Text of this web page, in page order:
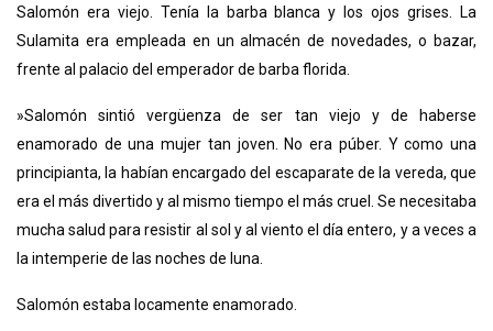
Salomón era viejo. Tenía la barba blanca y los ojos grises. La
Sulamita era empleada en un almacén de novedades, o bazar,
frente al palacio del emperador de barba florida.
»Salomón sintió vergüenza de ser tan viejo y de haberse
enamorado de una mujer tan joven. No era púber. Y como una
principianta, la habían encargado del escaparate de la vereda, que
era el más divertido y al mismo tiempo el más cruel. Se necesitaba
mucha salud para resistir al sol y al viento el día entero, y a veces a
la intemperie de las noches de luna.
Salomón estaba locamente enamorado.